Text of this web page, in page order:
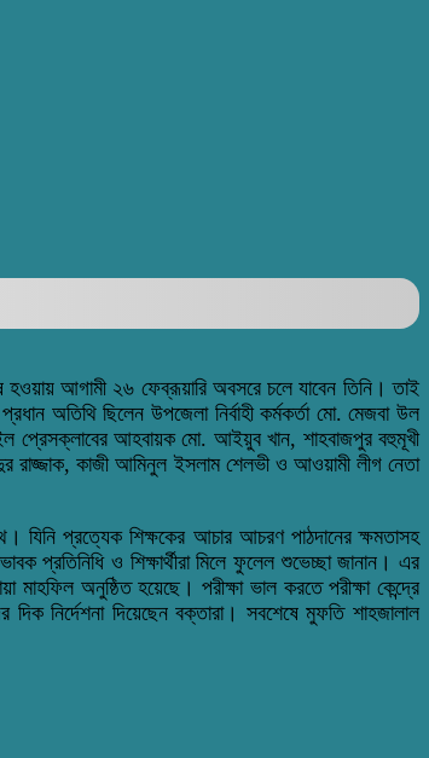
হওয়ায় আগামী ২৬ ফেব্রূয়ারি অবসরে চলে যাবেন তিনি। তাই
অতিথি ছিলেন উপজেলা নির্বাহী কর্মকর্তা মো. মেজবা উল
প্রেসক্লাবের আহবায়ক মো. আইয়ুব খান, শাহবাজপুর বহুমূখী
রাজ্জাক, কাজী আমিনুল ইসলাম শেলভী ও আওয়ামী লীগ নেতা
যিনি প্রত্যেক শিক্ষকের আচার আচরণ পাঠদানের ক্ষমতাসহ
প্রতিনিধি ও শিক্ষার্থীরা মিলে ফুলেল শুভেচ্ছা জানান। এর
অনুষ্ঠিত হয়েছে। পরীক্ষা ভাল করতে পরীক্ষা কেন্দ্রে
নির্দেশনা দিয়েছেন বক্তারা। সবশেষে মুফতি শাহজালাল